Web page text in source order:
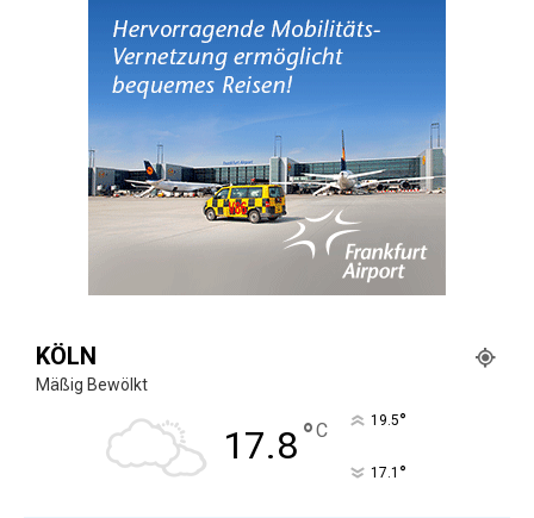
KÖLN
Mäßig Bewölkt
17.8°C 19.5°
17.1 °